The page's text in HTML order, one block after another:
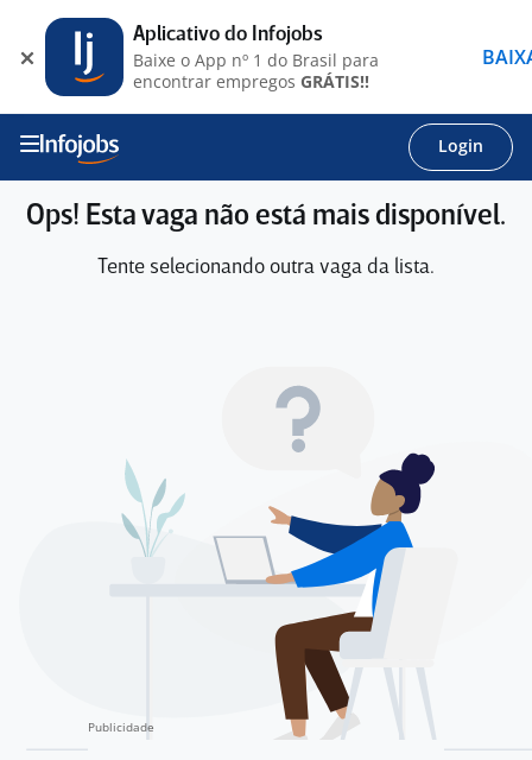
Login
Ops! Esta vaga não está mais disponível.
Tente selecionando outra vaga da lista.
Aplicativo do Infojobs
Baixe o App nº 1 do Brasil para
encontrar empregos GRÁTIS!!